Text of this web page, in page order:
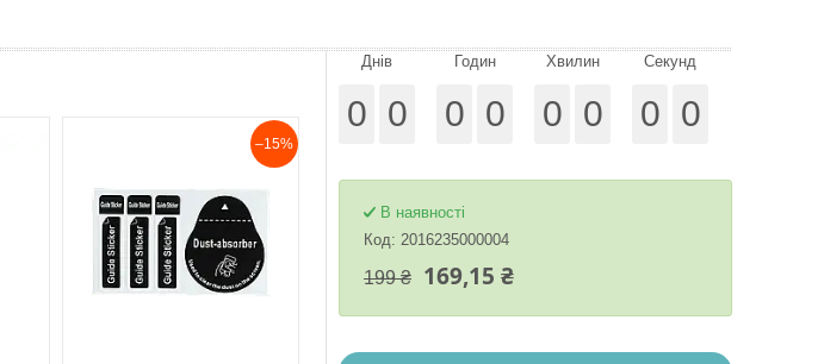
–15%
Днів
0 0
Годин
0 0
Хвилин
0 0
Секунд
0 0
В наявності
Код: 2016235000004
199 ₴ 169,15 ₴